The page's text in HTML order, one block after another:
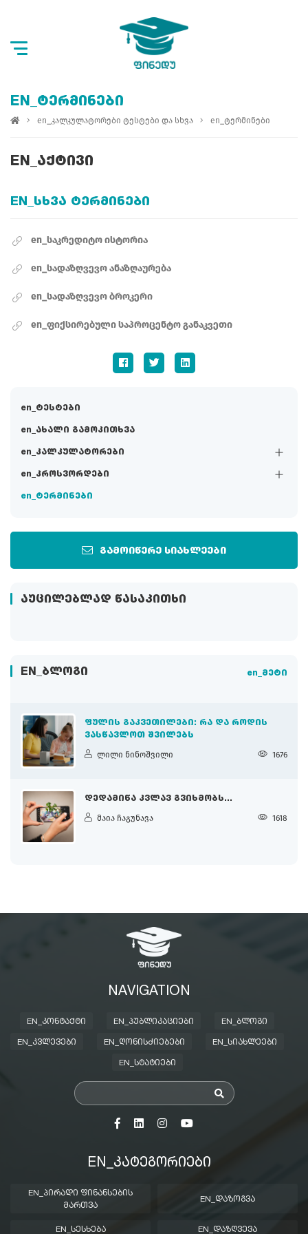
en_ტესტები
en_ახალი გამოკითხვა
en_კალკულატორები
en_კროსვორდები
en_ტერმინები
გამოიწერე სიახლეები
ᲐᲣᲪᲘᲚᲔᲑᲚᲐᲓ ᲬᲐᲡᲐᲙᲘᲗᲮᲘ
EN_ᲑᲚᲝᲒᲘ en_მეტი
ᲤᲣᲚᲘᲡ ᲒᲐᲙᲕᲔᲗᲘᲚᲔᲑᲘ: ᲠᲐ ᲓᲐ ᲠᲝᲓᲘᲡ
ᲕᲐᲡᲬᲐᲕᲚᲝᲗ ᲨᲕᲘᲚᲔᲑᲡ
ლილი ნინოშვილი 1676
ᲓᲔᲓᲐᲛᲘᲬᲐ ᲙᲕᲚᲐᲕ ᲒᲕᲘᲮᲛᲝᲑᲡ...
მაია ჩაგუნავა 1618
EN_ᲢᲔᲠᲛᲘᲜᲔᲑᲘ
en_კალკულატორები ტესტები და სხვა en_ტერმინები
EN_ᲐᲥᲢᲘᲕᲘ
EN_ᲡᲮᲕᲐ ᲢᲔᲠᲛᲘᲜᲔᲑᲘ
en_საკრედიტო ისტორია
en_სადაზღვევო ანაზღაურება
en_სადაზღვევო ბროკერი
en_ფიქსირებული საპროცენტო განაკვეთი
NAVIGATION
EN_ᲙᲝᲜᲢᲐᲥᲢᲘ EN_ᲞᲣᲑᲚᲘᲙᲐᲪᲘᲔᲑᲘ EN_ᲑᲚᲝᲒᲘ
EN_ᲙᲕᲚᲔᲕᲔᲑᲘ EN_ᲦᲝᲜᲘᲡᲫᲘᲔᲑᲔᲑᲘ EN_ᲡᲘᲐᲮᲚᲔᲔᲑᲘ
EN_ᲡᲢᲐᲢᲘᲔᲑᲘ
EN_ᲙᲐᲢᲔᲒᲝᲠᲘᲔᲑᲘ
EN_ᲞᲘᲠᲐᲓᲘ ᲤᲘᲜᲐᲜᲡᲔᲑᲘᲡ
ᲛᲐᲠᲗᲕᲐ
EN_ᲓᲐᲖᲝᲒᲕᲐ
EN_ᲡᲔᲡᲮᲔᲑᲐ EN_ᲓᲐᲖᲦᲕᲔᲕᲐ